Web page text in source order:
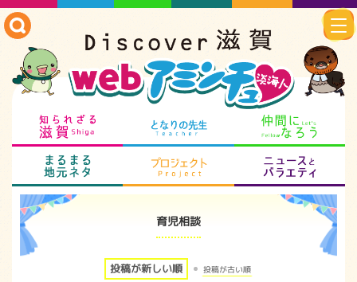
知られざる滋賀 となりの先生
まるまる地元ネタ プロジェクト
育児相談
投稿が新しい順 投稿が古い順